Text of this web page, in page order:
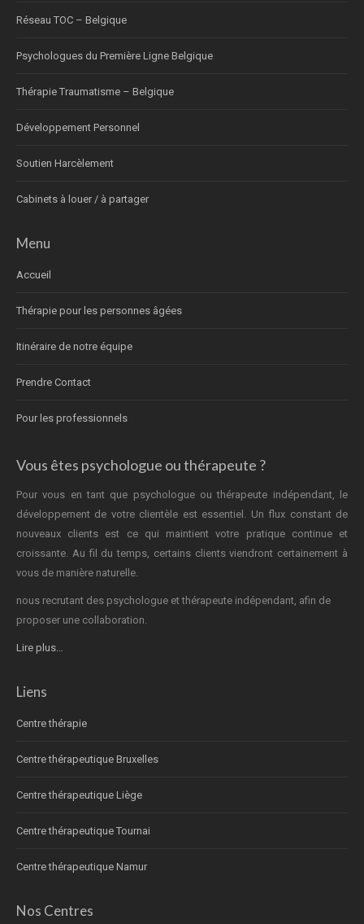
Réseau TOC – Belgique
Psychologues du Première Ligne Belgique
Thérapie Traumatisme – Belgique
Développement Personnel
Soutien Harcèlement
Cabinets à louer / à partager
Menu
Accueil
Thérapie pour les personnes âgées
Itinéraire de notre équipe
Prendre Contact
Pour les professionnels
Vous êtes psychologue ou thérapeute ?
Pour vous en tant que psychologue ou thérapeute indépendant, le
développement de votre clientèle est essentiel. Un flux constant de
nouveaux clients est ce qui maintient votre pratique continue et
croissante. Au fil du temps, certains clients viendront certainement à
vous de manière naturelle.
nous recrutant des psychologue et thérapeute indépendant, afin de
proposer une collaboration.
Lire plus…
Liens
Centre thérapie
Centre thérapeutique Bruxelles
Centre thérapeutique Liège
Centre thérapeutique Tournai
Centre thérapeutique Namur
Nos Centres